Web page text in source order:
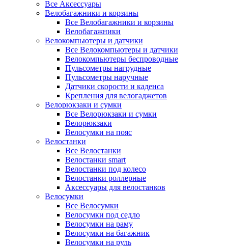
Все Аксессуары
Велобагажники и корзины
Все Велобагажники и корзины
Велобагажники
Велокомпьютеры и датчики
Все Велокомпьютеры и датчики
Велокомпьютеры беспроводные
Пульсометры нагрудные
Пульсометры наручные
Датчики скорости и каденса
Крепления для велогаджетов
Велорюкзаки и сумки
Все Велорюкзаки и сумки
Велорюкзаки
Велосумки на пояс
Велостанки
Все Велостанки
Велостанки smart
Велостанки под колесо
Велостанки роллерные
Аксессуары для велостанков
Велосумки
Все Велосумки
Велосумки под седло
Велосумки на раму
Велосумки на багажник
Велосумки на руль